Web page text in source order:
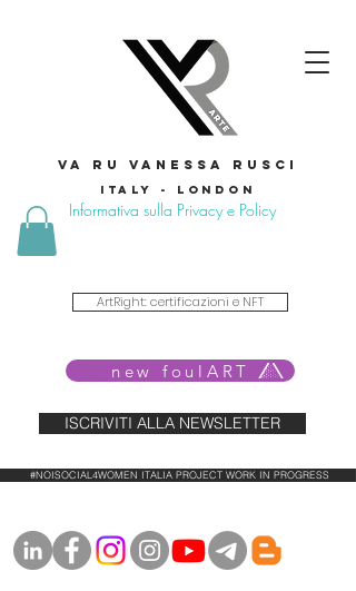
VA RU VANESSA RUSCI
Italy - London
Informativa sulla Privacy e Policy
ArtRight: certificazioni e NFT
new foulART
ISCRIVITI ALLA NEWSLETTER
#NOISOCIAL4WOMEN ITALIA PROJECT WORK IN PROGRESS